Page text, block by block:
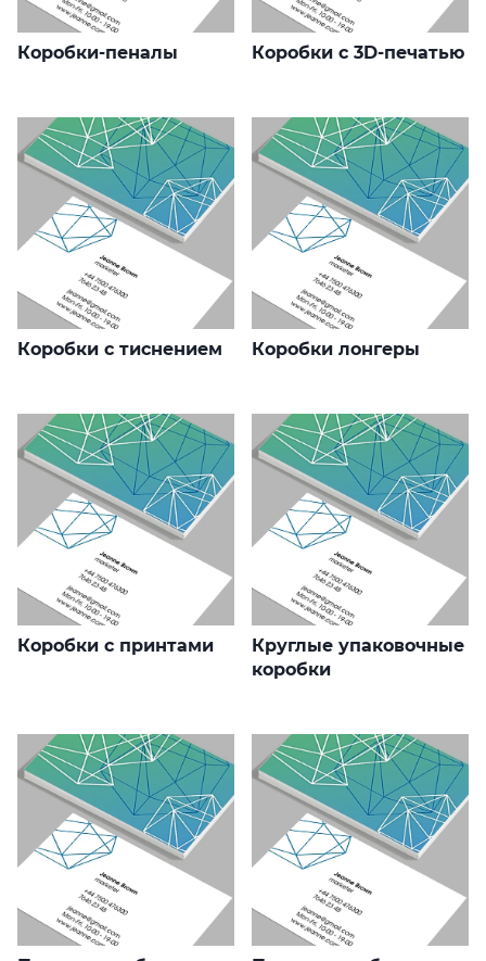
Коробки-пеналы Коробки с 3D-печатью
Коробки с тиснением Коробки лонгеры
Коробки с принтами
Круглые упаковочные
коробки